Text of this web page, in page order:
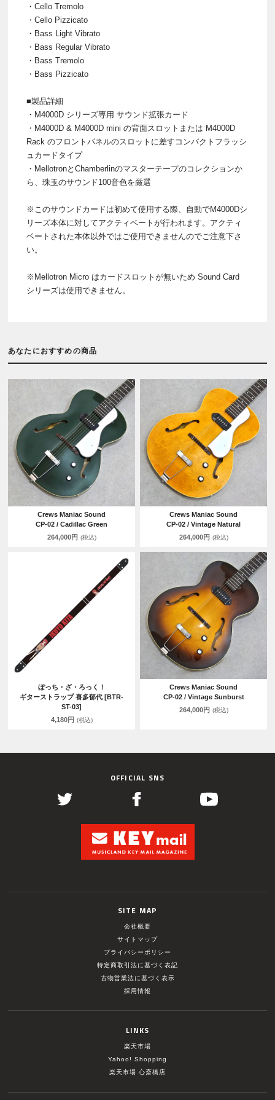
・Cello Tremolo
・Cello Pizzicato
・Bass Light Vibrato
・Bass Regular Vibrato
・Bass Tremolo
・Bass Pizzicato
■製品詳細
・M4000D シリーズ専用 サウンド拡張カード
・M4000D & M4000D mini の背面スロットまたは M4000D
Rack のフロントパネルのスロットに差すコンパクトフラッシ
ュカードタイプ
・MellotronとChamberlinのマスターテープのコレクションか
ら、珠玉のサウンド100音色を厳選
※このサウンドカードは初めて使用する際、自動でM4000Dシ
リーズ本体に対してアクティベートが行われます。アクティ
ベートされた本体以外ではご使用できませんのでご注意下さ
い。
※Mellotron Micro はカードスロットが無いため Sound Card
シリーズは使用できません。
あなたにおすすめの商品
Crews Maniac Sound
CP-02 / Cadillac Green
264,000円 (税込)
Crews Maniac Sound
CP-02 / Vintage Natural
264,000円 (税込)
ぼっち・ざ・ろっく！
ギターストラップ 喜多郁代 [BTR-
ST-03]
4,180円 (税込)
Crews Maniac Sound
CP-02 / Vintage Sunburst
264,000円 (税込)
OFFICIAL SNS
SITE MAP
会社概要
サイトマップ
プライバシーポリシー
特定商取引法に基づく表記
古物営業法に基づく表示
採用情報
LINKS
楽天市場
Yahoo! Shopping
楽天市場 心斎橋店